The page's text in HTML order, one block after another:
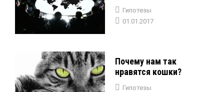
Гипотезы
01.01.2017
Почему нам так
нравятся кошки?
Гипотезы